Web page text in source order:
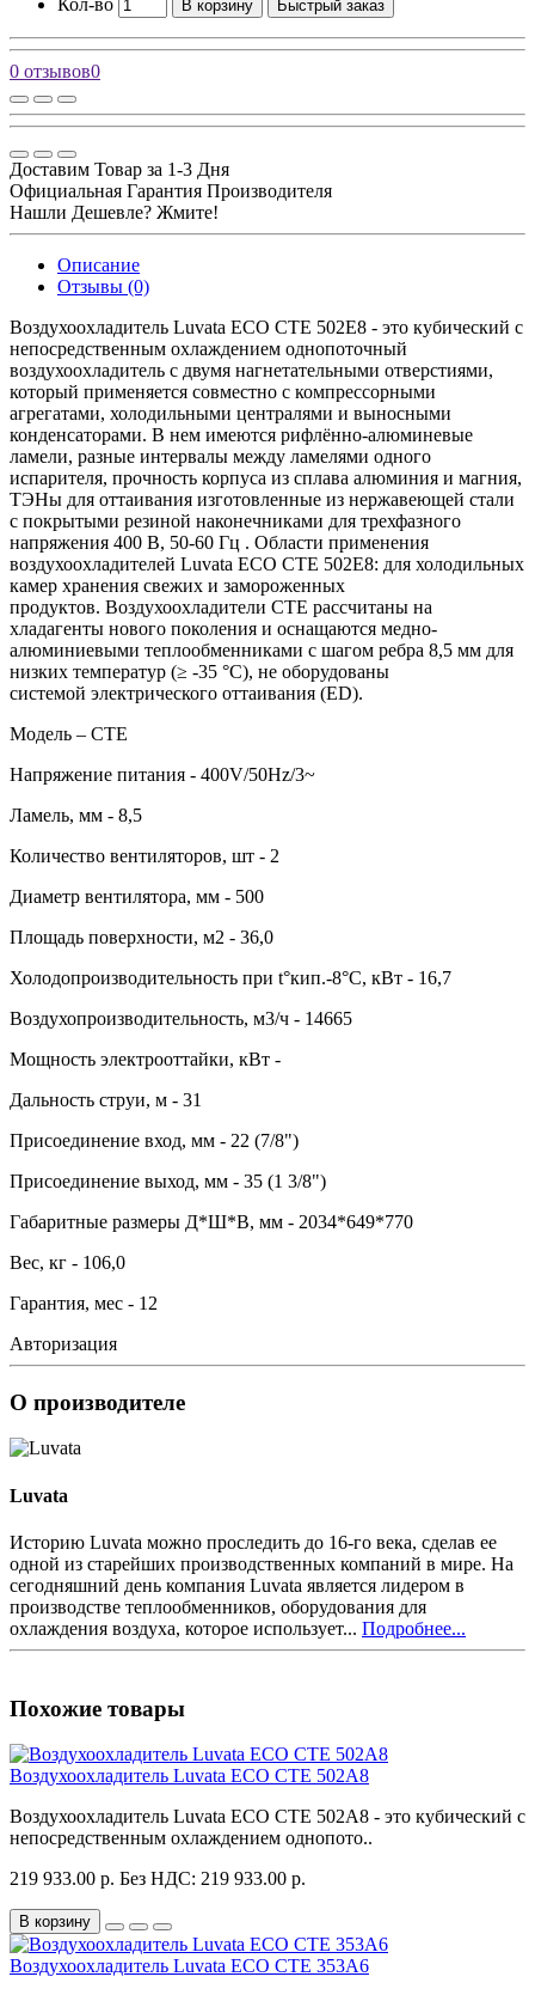
В корзину Быстрый заказ
0 отзывов0
Доставим Товар за 1-3 Дня
Официальная Гарантия Производителя
Нашли Дешевле? Жмите!
Описание
Отзывы (0)
Воздухоохладитель Luvata ECO CTE 502E8 - это кубический с
непосредственным охлаждением однопоточный
воздухоохладитель с двумя нагнетательными отверстиями,
который применяется совместно с компрессорными
агрегатами, холодильными централями и выносными
конденсаторами. В нем имеются рифлённо-алюминевые
ламели, разные интервалы между ламелями одного
испарителя, прочность корпуса из сплава алюминия и магния,
ТЭНы для оттаивания изготовленные из нержавеющей стали
c покрытыми резиной наконечниками для трехфазного
напряжения 400 В, 50-60 Гц . Области применения
воздухоохладителей Luvata ECO CTE 502E8: для холодильных
камер хранения свежих и замороженных
продуктов. Воздухоохладители CTE рассчитаны на
хладагенты нового поколения и оснащаются медно-
алюминиевыми теплообменниками с шагом ребра 8,5 мм для
низких температур (≥ -35 °C), не оборудованы
системой электрического оттаивания (ED).
Модель – CTE
Напряжение питания - 400V/50Hz/3~
Ламель, мм - 8,5
Количество вентиляторов, шт - 2
Диаметр вентилятора, мм - 500
Площадь поверхности, м2 - 36,0
Холодопроизводительность при t°кип.-8°С, кВт - 16,7
Воздухопроизводительность, м3/ч - 14665
Мощность электрооттайки, кВт -
Дальность струи, м - 31
Присоединение вход, мм - 22 (7/8")
Присоединение выход, мм - 35 (1 3/8")
Габаритные размеры Д*Ш*В, мм - 2034*649*770
Вес, кг - 106,0
Гарантия, мес - 12
Авторизация
О производителе
Luvata
Историю Luvata можно проследить до 16-го века, сделав ее
одной из старейших производственных компаний в мире. На
сегодняшний день компания Luvata является лидером в
производстве теплообменников, оборудования для
охлаждения воздуха, которое использует... Подробнее...
Похожие товары
Воздухоохладитель Luvata ECO CTE 502A8
Воздухоохладитель Luvata ECO CTE 502A8 - это кубический с
непосредственным охлаждением однопото..
219 933.00 р. Без НДС: 219 933.00 р.
В корзину
Воздухоохладитель Luvata ECO CTE 353A6